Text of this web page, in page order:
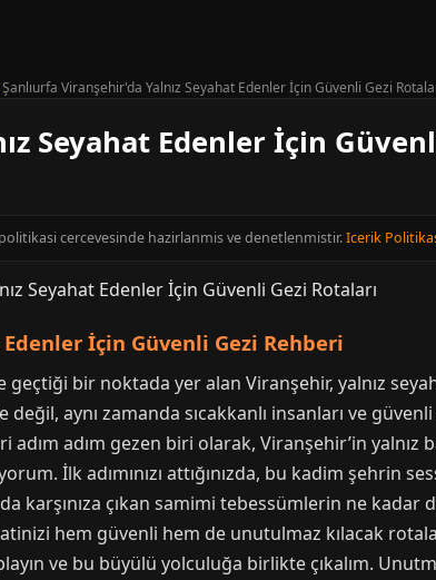
Şanlıurfa Viranşehir'da Yalnız Seyahat Edenler İçin Güvenli Gezi
Seyahat Edenler İçin
politikasi cercevesinde hazirlanmis ve denetlenmistir.Icerik
Edenler İçin Güvenli Gezi Rehberi
geçtiği bir noktada yer alan Viranşehir, yalnız
aynı zamanda sıcakkanlı insanları ve
adım gezen biri olarak, Viranşehir’in yalnız
İlk adımınızı attığınızda, bu kadim şehrin
karşınıza çıkan samimi tebessümlerin ne kadar
hem güvenli hem de unutulmaz kılacak
ve bu büyülü yolculuğa birlikte çıkalım.